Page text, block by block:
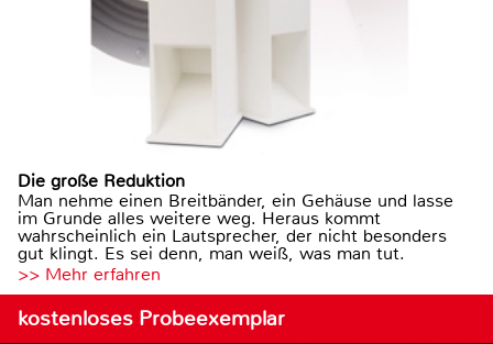
Die große Reduktion
Man nehme einen Breitbänder, ein Gehäuse und lasse
im Grunde alles weitere weg. Heraus kommt
wahrscheinlich ein Lautsprecher, der nicht besonders
gut klingt. Es sei denn, man weiß, was man tut.
>> Mehr erfahren
kostenloses Probeexemplar